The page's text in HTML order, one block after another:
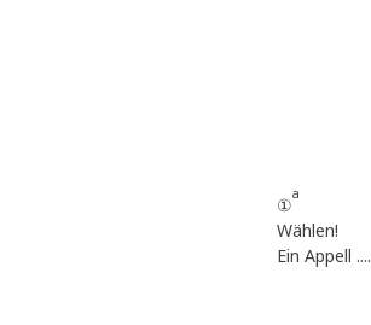
①
a
Wählen!
Ein Appell ....